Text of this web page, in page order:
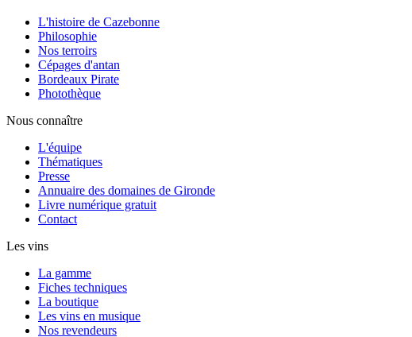
L'histoire de Cazebonne
Philosophie
Nos terroirs
Cépages d'antan
Bordeaux Pirate
Photothèque
Nous connaître
L'équipe
Thématiques
Presse
Annuaire des domaines de Gironde
Livre numérique gratuit
Contact
Les vins
La gamme
Fiches techniques
La boutique
Les vins en musique
Nos revendeurs